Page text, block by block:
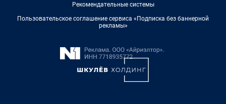
Рекомендательные системы
Пользовательское соглашение сервиса «Подписка без баннерной
рекламы»